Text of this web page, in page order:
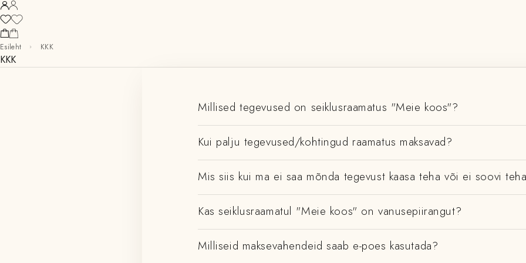
Esileht KKK
KKK
Millised tegevused on seiklusraamatus "Meie koos"?
Kui palju tegevused/kohtingud raamatus maksavad?
Mis siis kui ma ei saa mõnda tegevust kaasa teha või ei soovi
Kas seiklusraamatul "Meie koos" on vanusepiirangut?
Milliseid maksevahendeid saab e-poes kasutada?